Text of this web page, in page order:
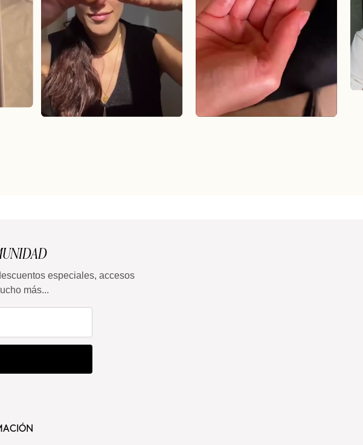
especiales, accesos
más...